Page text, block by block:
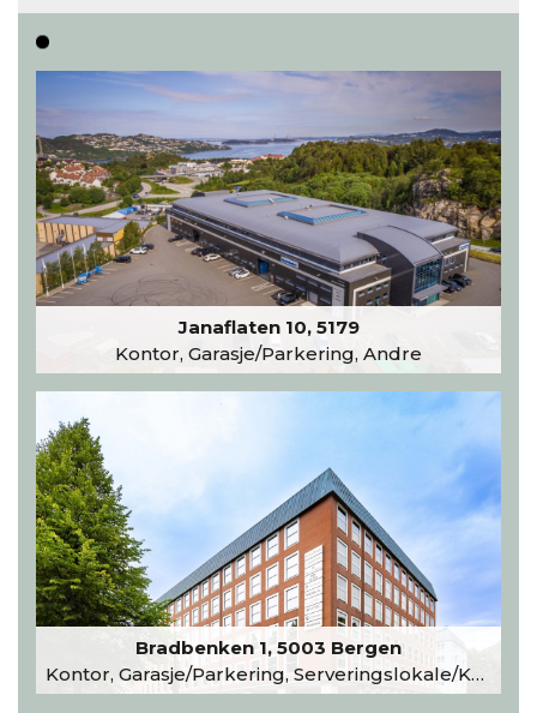
Les hele artikkelen
Janaflaten 10, 5179
Kontor, Garasje/Parkering, Andre
Bradbenken 1, 5003 Bergen
Kontor, Garasje/Parkering, Serveringslokale/Kantine, Undervisning/Arrangement